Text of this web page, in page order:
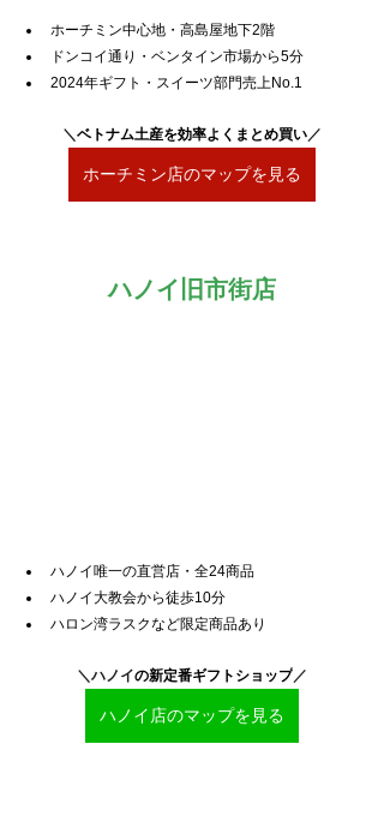
ホーチミン中心地・高島屋地下2階
ドンコイ通り・ベンタイン市場から5分
2024年ギフト・スイーツ部門売上No.1
＼ベトナム土産を効率よくまとめ買い／
ホーチミン店のマップを見る
ハノイ旧市街店
ハノイ唯一の直営店・全24商品
ハノイ大教会から徒歩10分
ハロン湾ラスクなど限定商品あり
＼ハノイの新定番ギフトショップ ／
ハノイ店のマップを見る